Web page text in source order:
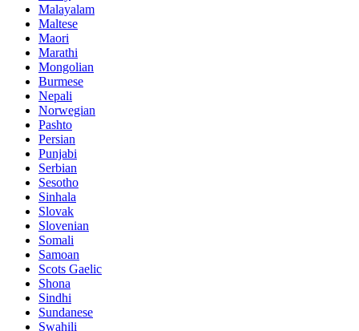
Malayalam
Maltese
Maori
Marathi
Mongolian
Burmese
Nepali
Norwegian
Pashto
Persian
Punjabi
Serbian
Sesotho
Sinhala
Slovak
Slovenian
Somali
Samoan
Scots Gaelic
Shona
Sindhi
Sundanese
Swahili